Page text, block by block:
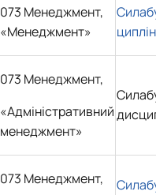
073 Менеджмент,
«Менеджмент»
073 Менеджмент,
«Адміністративний
менеджмент»
073 Менеджмент,